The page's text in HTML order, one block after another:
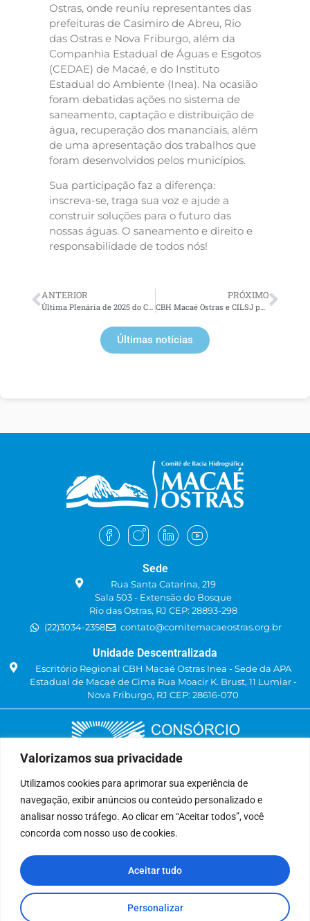
Valorizamos sua privacidade
Utilizamos cookies para aprimorar sua experiência de
navegação, exibir anúncios ou conteúdo personalizado e
analisar nosso tráfego. Ao clicar em “Aceitar todos”, você
concorda com nosso uso de cookies.
Personalizar
Aceitar tudo
Ostras, onde reuniu representantes das
prefeituras de Casimiro de Abreu, Rio
das Ostras e Nova Friburgo, além da
Companhia Estadual de Águas e Esgotos
(CEDAE) de Macaé, e do Instituto
Estadual do Ambiente (Inea). Na ocasião
foram debatidas ações no sistema de
saneamento, captação e distribuição de
água, recuperação dos mananciais, além
de uma apresentação dos trabalhos que
foram desenvolvidos pelos municípios.
Sua participação faz a diferença:
inscreva-se, traga sua voz e ajude a
construir soluções para o futuro das
nossas águas. O saneamento e direito e
responsabilidade de todos nós!
ANTERIOR PRÓXIMO
Últimas notícias
Sede
Rua Santa Catarina, 219
Sala 503 - Extensão do Bosque
Rio das Ostras, RJ CEP: 28893-298
(22)3034-2358
contato@comitemacaeostras.org.br
Unidade Descentralizada
Escritório Regional CBH Macaé Ostras Inea - Sede da APA
Estadual de Macaé de Cima Rua Moacir K. Brust, 11 Lumiar -
Nova Friburgo, RJ CEP: 28616-070
Delegatária (CILSJ)
Rua: Avenida Um, n° 01, Lote 01, Quadra 11
Bairro: Jardins de São Pedro
São Pedro da Aldeia, RJ
(22) 9 8841-2358
secretariaexecutiva@cilsj.org.br